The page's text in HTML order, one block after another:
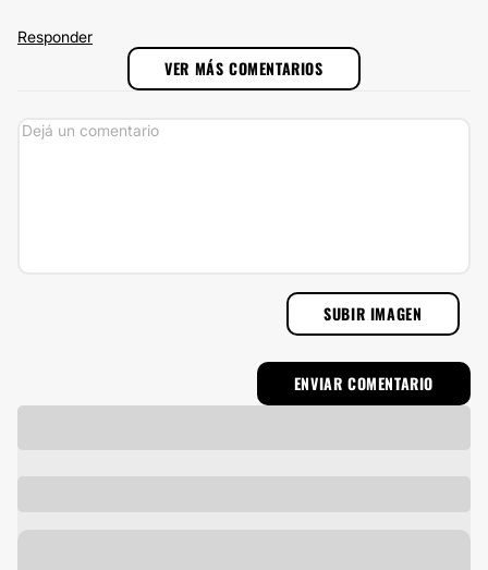
Responder
VER MÁS COMENTARIOS
SUBIR IMAGEN